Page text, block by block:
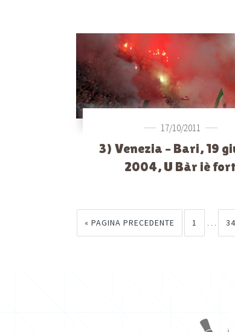
17/10/2011
3) Venezia – Bari, 19
2004, U Bàr iè
« PAGINA PRECEDENTE 1 … 34